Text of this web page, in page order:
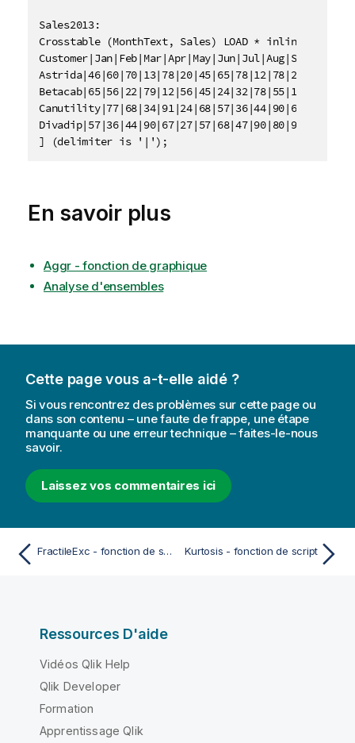
Sales2013:
Crosstable (MonthText, Sales) LOAD * inline [
Astrida|46|60|70|13|78|20|45|65|78|12|78|22
Betacab|65|56|22|79|12|56|45|24|32|78|55|15
Canutility|77|68|34|91|24|68|57|36|44|90|67|27
Divadip|57|36|44|90|67|27|57|68|47|90|80|94
] (delimiter is '|');
En savoir plus
Aggr - fonction de graphique
Analyse d'ensembles
Cette page vous a-t-elle aidé ?
Si vous rencontrez des problèmes sur cette page ou
dans son contenu – une faute de frappe, une étape
manquante ou une erreur technique – faites-le-nous
savoir.
Laissez vos commentaires ici
FractileExc - fonction de script Kurtosis - fonction de script
Ressources D'aide
Vidéos Qlik Help
Qlik Developer
Formation
Apprentissage Qlik